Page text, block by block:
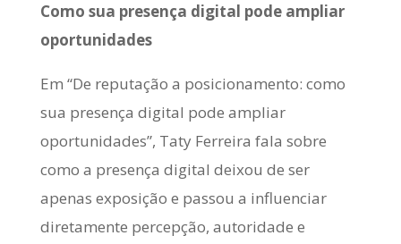
Como sua presença digital pode ampliar
oportunidades
Em “De reputação a posicionamento: como
sua presença digital pode ampliar
oportunidades”, Taty Ferreira fala sobre
como a presença digital deixou de ser
apenas exposição e passou a influenciar
diretamente percepção, autoridade e